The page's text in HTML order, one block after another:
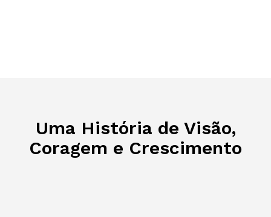
Uma História de Visão,
Coragem e Crescimento